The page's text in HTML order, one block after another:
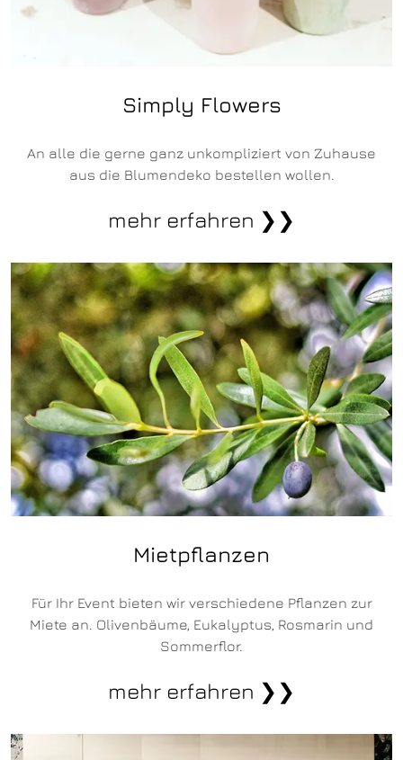
Simply Flowers
An alle die gerne ganz unkompliziert von Zuhause
aus die Blumendeko bestellen wollen.
mehr erfahren
Mietpflanzen
Für Ihr Event bieten wir verschiedene Pflanzen zur
Miete an. Olivenbäume, Eukalyptus, Rosmarin und
Sommerflor.
mehr erfahren